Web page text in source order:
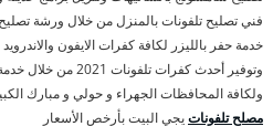
فني تصليح تلفونات بالمنزل من خلال ورشة
خدمة حفر بالليزر لكافة كفرات الايفون
وتوفير أحدث كفرات
ولكافة المحافظات الجهراء و حولي و مبارك
مصلح تلفوناتيجي البيت بأرخص الأسعار